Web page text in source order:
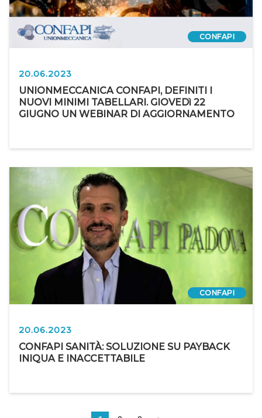
CONFAPI
20.06.2023
UNIONMECCANICA CONFAPI, DEFINITI I
NUOVI MINIMI TABELLARI. GIOVEDì 22
GIUGNO UN WEBINAR DI AGGIORNAMENTO
CONFAPI
20.06.2023
CONFAPI SANITÀ: SOLUZIONE SU PAYBACK
INIQUA E INACCETTABILE